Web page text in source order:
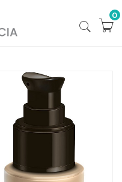
0
02
Trucco Viso
02